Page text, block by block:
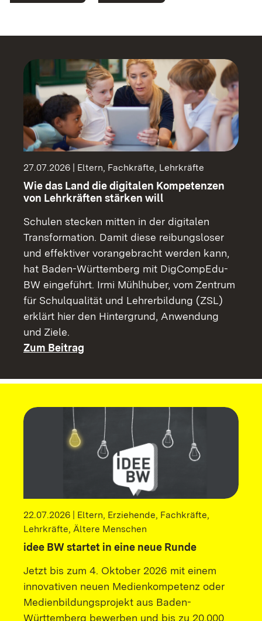
27.07.2026 | Eltern, Fachkräfte, Lehrkräfte
Wie das Land die digitalen Kompetenzen
von Lehrkräften stärken will
Schulen stecken mitten in der digitalen
Transformation. Damit diese reibungsloser
und effektiver vorangebracht werden kann,
hat Baden-Württemberg mit DigCompEdu-
BW eingeführt. Irmi Mühlhuber, vom Zentrum
für Schulqualität und Lehrerbildung (ZSL)
erklärt hier den Hintergrund, Anwendung
und Ziele.
Zum Beitrag
22.07.2026 | Eltern, Erziehende, Fachkräfte,
Lehrkräfte, Ältere Menschen
idee BW startet in eine neue Runde
Jetzt bis zum 4. Oktober 2026 mit einem
innovativen neuen Medienkompetenz oder
Medienbildungsprojekt aus Baden-
Württemberg bewerben und bis zu 20.000